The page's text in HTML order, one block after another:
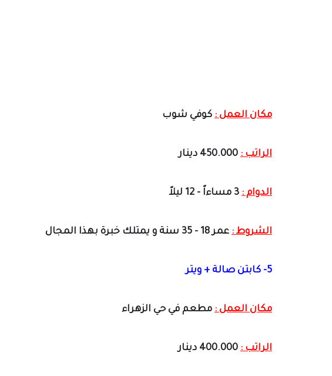
مكان العمل : كوفي شوب
الراتب :
الدوام :
الشروط : عمر 18 - 35 سنة و يمتلك خبرة بهذا المجال
5- كابتن صالة + ويتر
مكان العمل : مطعم في حي الزهراء
الراتب :